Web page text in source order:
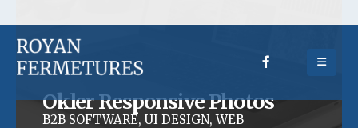
Okler Responsive Photos
B2B SOFTWARE, UI DESIGN, WEB